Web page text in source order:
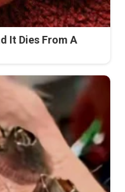
It Dies From A